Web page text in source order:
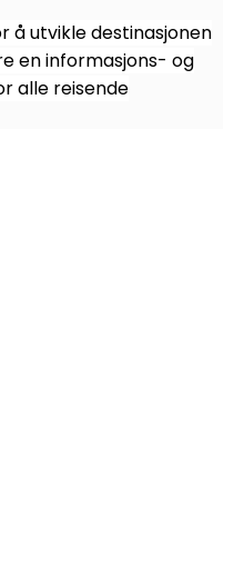
å utvikle destinasjonen
en informasjons- og
alle reisende